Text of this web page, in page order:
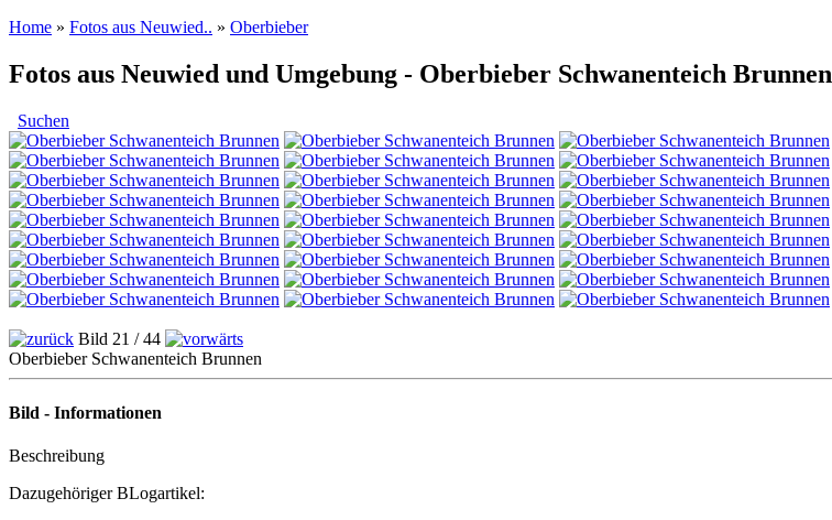
Home » Fotos aus Neuwied.. » Oberbieber
Fotos aus Neuwied und Umgebung - Oberbieber Schwanenteich Brunnen
Suchen
Bild 21 / 44
Oberbieber Schwanenteich Brunnen
Bild - Informationen
Beschreibung
Dazugehöriger BLogartikel: